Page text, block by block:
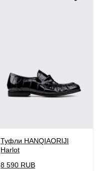
Туфли HANQIAORIJI
Harlot
8 590 RUB